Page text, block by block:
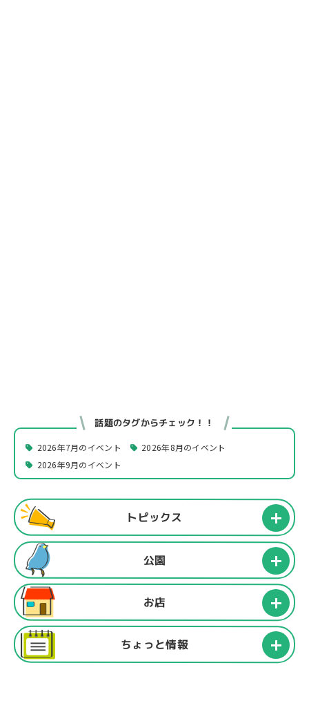
話題のタグからチェック！！
2026年7月のイベント
2026年8月のイベント
2026年9月のイベント
トピックス
公園
お店
ちょっと情報